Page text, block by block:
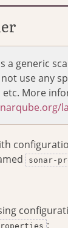
a generic
use any
etc. More
sonar-
: